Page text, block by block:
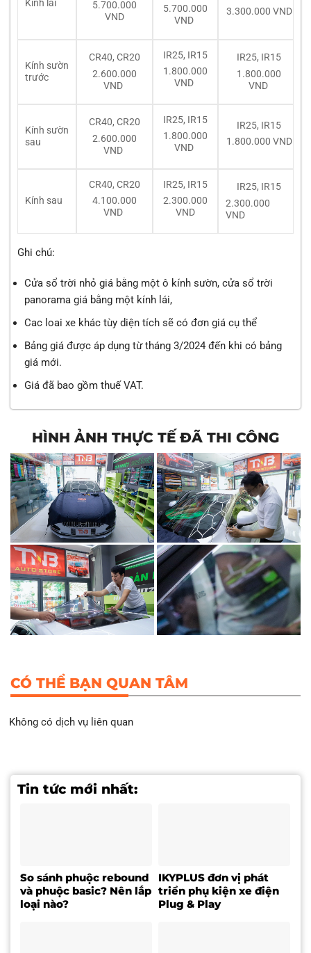
Kính lái
5.700.000
VND
5.700.000
VND
3.300.000 VND
Kính sườn
trước
CR40, CR20
2.600.000
VND
IR25, IR15
1.800.000
VND
IR25, IR15
1.800.000
VND
Kính sườn
sau
CR40, CR20
2.600.000
VND
IR25, IR15
1.800.000
VND
IR25, IR15
1.800.000 VND
Kính sau
CR40, CR20
4.100.000
VND
IR25, IR15
2.300.000
VND
IR25, IR15
2.300.000
VND
Ghi chú:
Cửa sổ trời nhỏ giá bằng một ô kính sườn, cửa sổ trời
panorama giá bằng một kính lái,
Cac loai xe khác tùy diện tích sẽ có đơn giá cụ thể
Bảng giá được áp dụng từ tháng 3/2024 đến khi có bảng
giá mới.
Giá đã bao gồm thuế VAT.
HÌNH ẢNH THỰC TẾ ĐÃ THI CÔNG
CÓ THỂ BẠN QUAN TÂM
Không có dịch vụ liên quan
Tin tức mới nhất:
So sánh phuộc rebound
và phuộc basic? Nên lắp
loại nào?
IKYPLUS đơn vị phát
triển phụ kiện xe điện
Plug & Play